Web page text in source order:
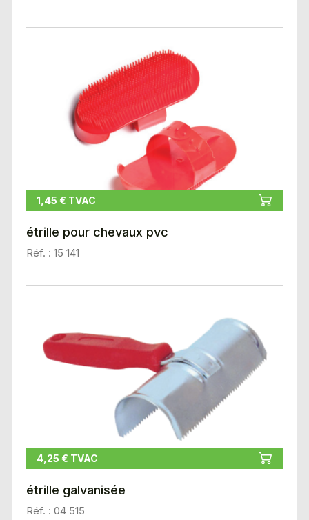
1,45 € TVAC
étrille pour chevaux pvc
Réf. : 15 141
4,25 € TVAC
étrille galvanisée
Réf. : 04 515